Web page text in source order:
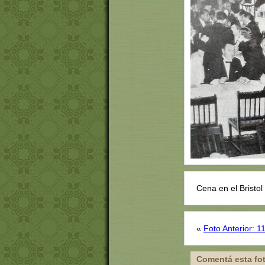
Cena en el
« Foto Anterior:
Comentá esta